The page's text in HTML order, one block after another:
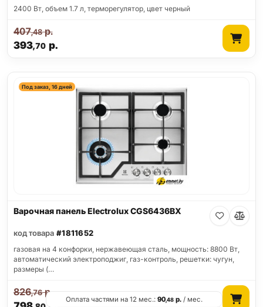
2400 Вт, объем 1.7 л, терморегулятор, цвет черный
393,70р.
407,48р.
Под заказ, 16 дней
Варочная панель Electrolux CGS6436BX
код товара #1811652
газовая на 4 конфорки, нержавеющая сталь, мощность: 8800 Вт,
автоматический электроподжиг, газ-контроль, решетки: чугун,
размеры (…
826,76р.
Оплата частями на 12 мес.:90,48 р. / мес.